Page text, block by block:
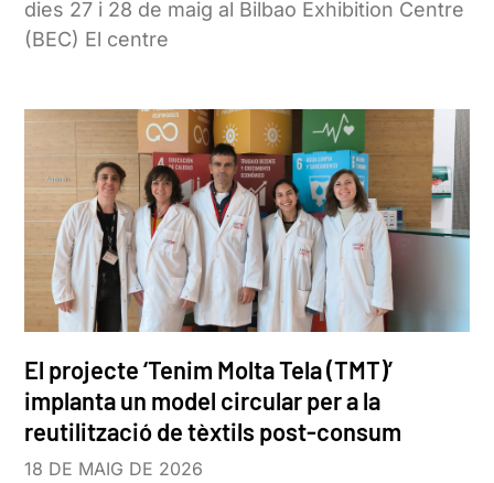
dies 27 i 28 de maig al Bilbao Exhibition Centre
(BEC) El centre
El projecte ‘Tenim Molta Tela (TMT)’
implanta un model circular per a la
reutilització de tèxtils post-consum
18 DE MAIG DE 2026